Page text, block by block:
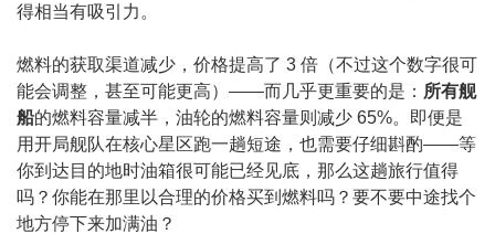
得相当有吸引力。
燃料的获取渠道减少，价格提高了 3 倍（不过这个数字很可
能会调整，甚至可能更高）——而几乎更重要的是： 所有舰
船的燃料容量减半，油轮的燃料容量则减少 65%。即便是
用开局舰队在核心星区跑一趟短途，也需要仔细斟酌——等
你到达目的地时油箱很可能已经见底，那么这趟旅行值得
吗？你能在那里以合理的价格买到燃料吗？要不要中途找个
地方停下来加满油？